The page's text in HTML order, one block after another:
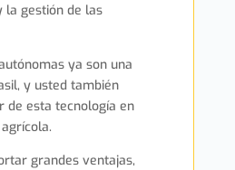
la gestión de las
ya son una
y usted también
de esta tecnología en
grandes ventajas,